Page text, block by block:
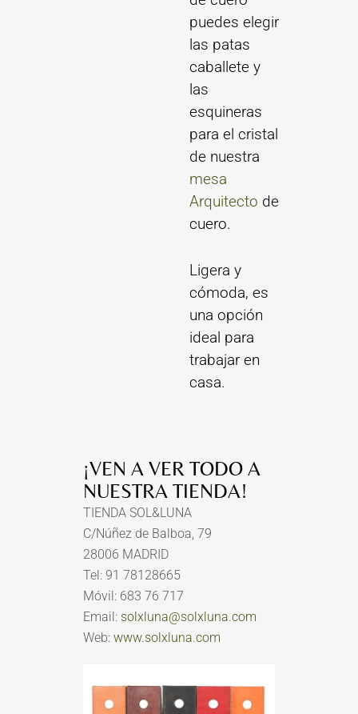
puedes elegir
las patas
caballete y
las
esquineras
para el cristal
de nuestra
mesa
Arquitecto de
cuero.
Ligera y
cómoda, es
una opción
ideal para
trabajar en
casa.
¡VEN A VER TODO A
NUESTRA TIENDA!
TIENDA SOL&LUNA
C/Núñez de Balboa, 79
28006 MADRID
Tel: 91 78128665
Móvil: 683 76 717
Email: solxluna@solxluna.com
Web: www.solxluna.com